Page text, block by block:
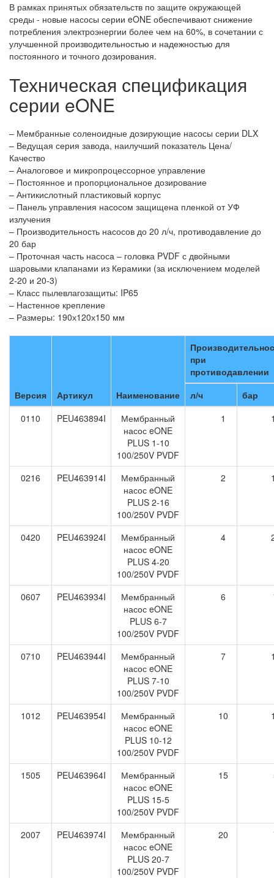
В рамках принятых обязательств по защите окружающей
среды - новые насосы серии eONE обеспечивают снижение
потребления электроэнергии более чем на 60%, в сочетании с
улучшенной производительностью и надежностью для
постоянного и точного дозирования.
Техническая спецификация
серии eONE
– Мембранные соленоидные дозирующие насосы серии DLX
– Ведущая серия завода, наилучший показатель Цена/
Качество
– Аналоговое и микропроцессорное управление
– Постоянное и пропорциональное дозирование
– Антикислотный пластиковый корпус
– Панель управления насосом защищена пленкой от УФ
излучения
– Производительность насосов до 20 л/ч, противодавление до
20 бар
– Проточная часть насоса – головка PVDF с двойными
шаровыми клапанами из Керамики (за исключением моделей
2-20 и 20-3)
– Класс пылевлагозащиты: IP65
– Настенное крепление
– Размеры: 190х120х150 мм
Версия Артикул Наименование
при
противодавлении
л/ч
бар
0110
PEU463894I
Мембранный
насос eONE
PLUS 1-10
100/250V PVDF
1
0216 PEU463914I
Мембранный
насос eONE
PLUS 2-16
100/250V PVDF
2
0420 PEU463924I
Мембранный
насос eONE
PLUS 4-20
100/250V PVDF
4
0607 PEU463934I
Мембранный
насос eONE
PLUS 6-7
100/250V PVDF
6
0710 PEU463944I
Мембранный
насос eONE
PLUS 7-10
100/250V PVDF
7
1012 PEU463954I
Мембранный
насос eONE
PLUS 10-12
100/250V PVDF
10
1505 PEU463964I
Мембранный
насос eONE
PLUS 15-5
100/250V PVDF
15
2007 PEU463974I
Мембранный
насос eONE
PLUS 20-7
100/250V PVDF
20